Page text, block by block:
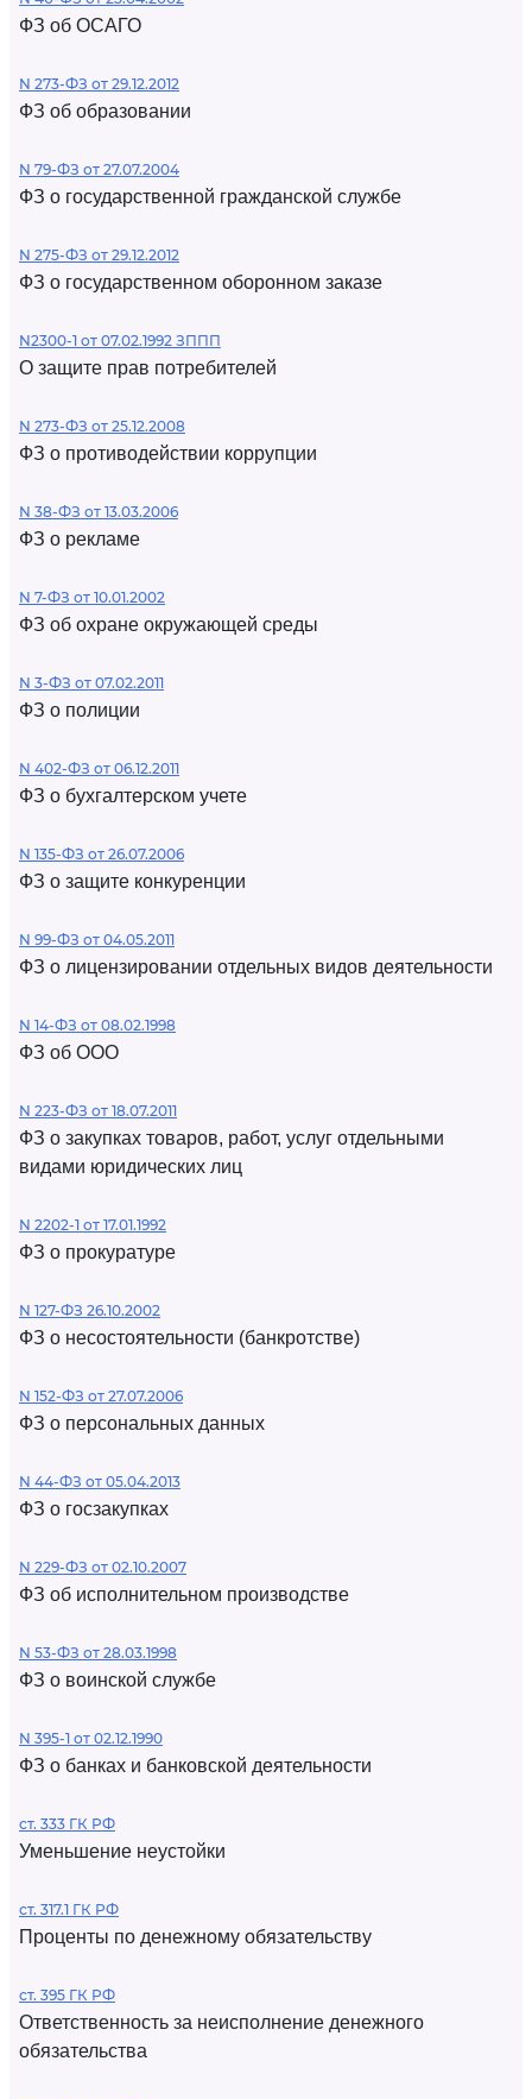
ФЗ об ОСАГО
N 273-ФЗ от 29.12.2012
ФЗ об образовании
N 79-ФЗ от 27.07.2004
ФЗ о государственной гражданской службе
N 275-ФЗ от 29.12.2012
ФЗ о государственном оборонном заказе
N2300-1 от 07.02.1992 ЗППП
О защите прав потребителей
N 273-ФЗ от 25.12.2008
ФЗ о противодействии коррупции
N 38-ФЗ от 13.03.2006
ФЗ о рекламе
N 7-ФЗ от 10.01.2002
ФЗ об охране окружающей среды
N 3-ФЗ от 07.02.2011
ФЗ о полиции
N 402-ФЗ от 06.12.2011
ФЗ о бухгалтерском учете
N 135-ФЗ от 26.07.2006
ФЗ о защите конкуренции
N 99-ФЗ от 04.05.2011
ФЗ о лицензировании отдельных видов деятельности
N 14-ФЗ от 08.02.1998
ФЗ об ООО
N 223-ФЗ от 18.07.2011
ФЗ о закупках товаров, работ, услуг отдельными
видами юридических лиц
N 2202-1 от 17.01.1992
ФЗ о прокуратуре
N 127-ФЗ 26.10.2002
ФЗ о несостоятельности (банкротстве)
N 152-ФЗ от 27.07.2006
ФЗ о персональных данных
N 44-ФЗ от 05.04.2013
ФЗ о госзакупках
N 229-ФЗ от 02.10.2007
ФЗ об исполнительном производстве
N 53-ФЗ от 28.03.1998
ФЗ о воинской службе
N 395-1 от 02.12.1990
ФЗ о банках и банковской деятельности
ст. 333 ГК РФ
Уменьшение неустойки
ст. 317.1 ГК РФ
Проценты по денежному обязательству
ст. 395 ГК РФ
Ответственность за неисполнение денежного
обязательства